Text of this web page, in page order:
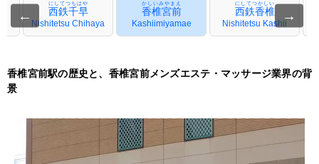
← 西鉄千早
にしてつちはや
Nishitetsu Chihaya
香椎宮前
かしいみやまえ
Kashiimiyamae
西鉄香椎
にしてつかしい
Nishitetsu Kashii
→
香椎宮前駅の歴史と、香椎宮前メンズエステ・マッサージ業界の背
景